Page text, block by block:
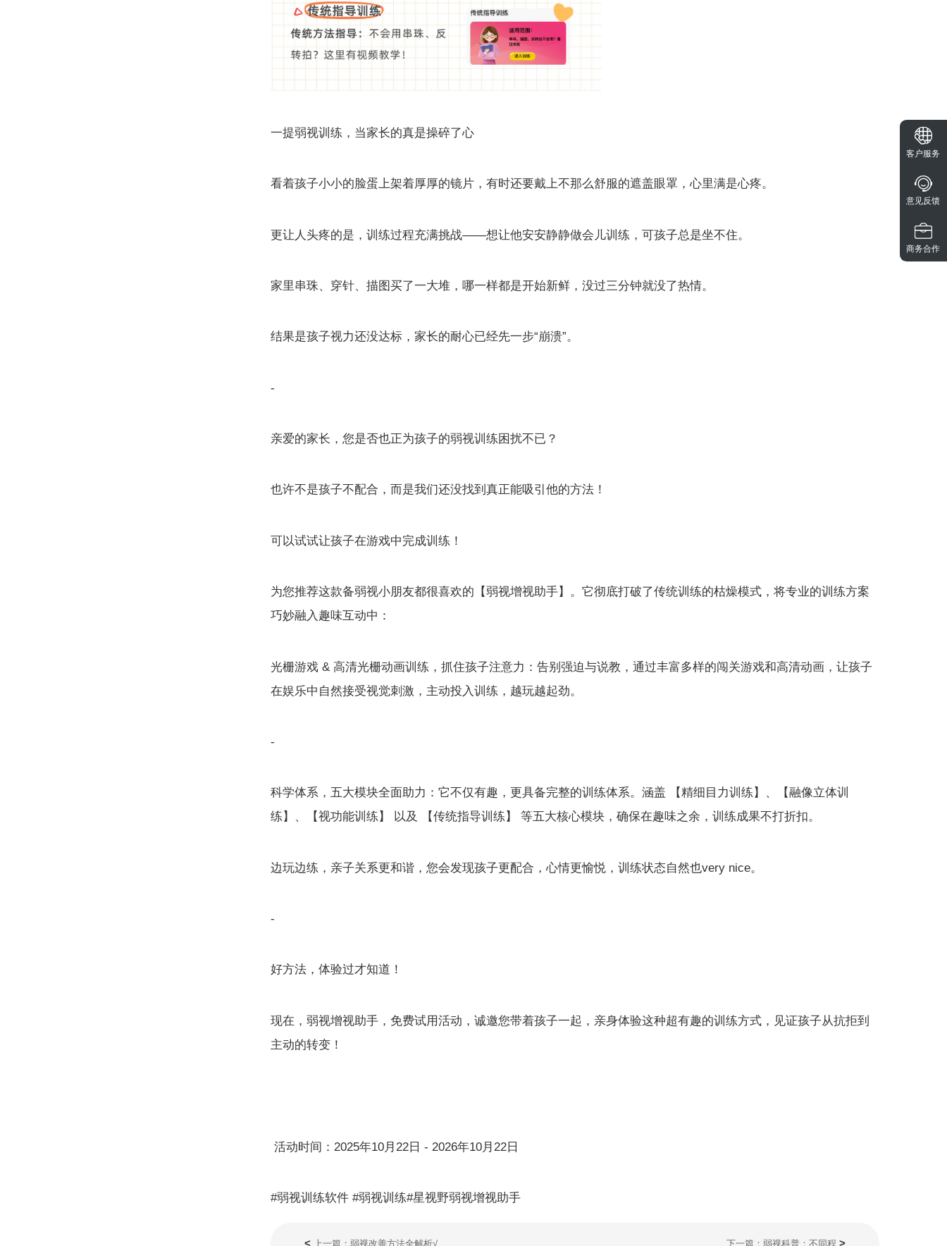
一提弱视训练，当家长的真是操碎了心
看着孩子小小的脸蛋上架着厚厚的镜片，有时还要戴上不那么舒服的遮盖眼罩，心里满是心疼。
更让人头疼的是，训练过程充满挑战——想让他安安静静做会儿训练，可孩子总是坐不住。
家里串珠、穿针、描图买了一大堆，哪一样都是开始新鲜，没过三分钟就没了热情。
结果是孩子视力还没达标，家长的耐心已经先一步“崩溃”。
-
亲爱的家长，您是否也正为孩子的弱视训练困扰不已？
也许不是孩子不配合，而是我们还没找到真正能吸引他的方法！
可以试试让孩子在游戏中完成训练！
为您推荐这款备弱视小朋友都很喜欢的【弱视增视助手】。它彻底打破了传统训练的枯燥模式，将专业的训练方案
巧妙融入趣味互动中：
光栅游戏 & 高清光栅动画训练，抓住孩子注意力：告别强迫与说教，通过丰富多样的闯关游戏和高清动画，让孩子
在娱乐中自然接受视觉刺激，主动投入训练，越玩越起劲。
-
科学体系，五大模块全面助力：它不仅有趣，更具备完整的训练体系。涵盖 【精细目力训练】、【融像立体训
练】、【视功能训练】 以及 【传统指导训练】 等五大核心模块，确保在趣味之余，训练成果不打折扣。
边玩边练，亲子关系更和谐，您会发现孩子更配合，心情更愉悦，训练状态自然也very nice。
-
好方法，体验过才知道！
现在，弱视增视助手，免费试用活动，诚邀您带着孩子一起，亲身体验这种超有趣的训练方式，见证孩子从抗拒到
主动的转变！
活动时间：2025年10月22日 - 2026年10月22日
#弱视训练软件 #弱视训练#星视野弱视增视助手
< 上一篇：弱视改善方法全解析√ 下一篇：弱视科普：不同程 >
客户服务
意见反馈
商务合作